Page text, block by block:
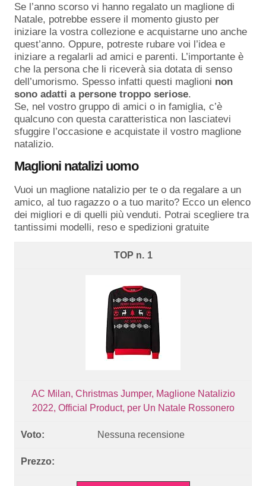
Se l’anno scorso vi hanno regalato un maglione di
Natale, potrebbe essere il momento giusto per
iniziare la vostra collezione e acquistarne uno anche
quest’anno. Oppure, potreste rubare voi l’idea e
iniziare a regalarli ad amici e parenti. L’importante è
che la persona che li riceverà sia dotata di senso
dell’umorismo. Spesso infatti questi maglioni non
sono adatti a persone troppo seriose.
Se, nel vostro gruppo di amici o in famiglia, c’è
qualcuno con questa caratteristica non lasciatevi
sfuggire l’occasione e acquistate il vostro maglione
natalizio.
Maglioni natalizi uomo
Vuoi un maglione natalizio per te o da regalare a un
amico, al tuo ragazzo o a tuo marito? Ecco un elenco
dei migliori e di quelli più venduti. Potrai scegliere tra
tantissimi modelli, reso e spedizioni gratuite
1
AC Milan, Christmas Jumper, Maglione Natalizio
2022, Official Product, per Un Natale Rossonero
Nessuna recensione